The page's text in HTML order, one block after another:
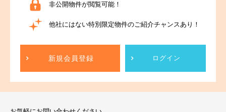
非公開物件が閲覧可能！
他社にはない特別限定物件のご紹介チャンスあり！
新規会員登録 ログイン